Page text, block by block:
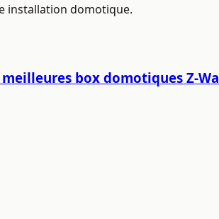
installation domotique.
box domotiques Z-